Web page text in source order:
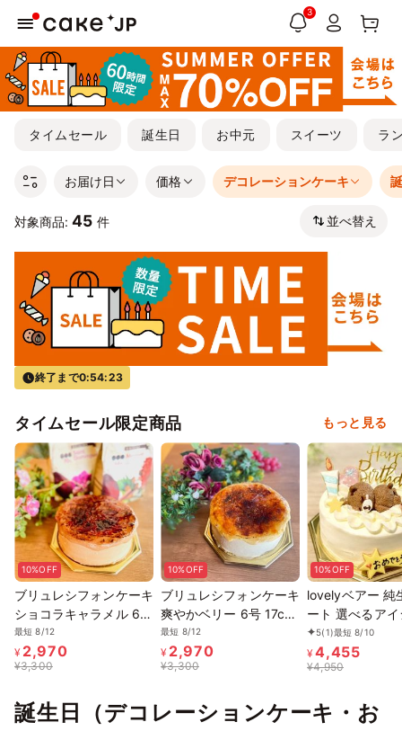
3
タイムセール 誕生日 お中元 スイーツ ラ
お届け日 価格 デコレーションケーキ
対象商品: 45 件 並べ替え
終了まで0:54:22
タイムセール限定商品 もっと見る
10%OFF
ブリュレシフォンケーキ
ショコラキャラメル 6号
17cm ギフトに最適
最短 8/12
¥ 2,970
¥3,300
10%OFF
ブリュレシフォンケーキ
爽やかベリー 6号 17cm
ギフトに最適
最短 8/12
¥ 2,970
¥3,300
10%OFF
lovelyベアー 純
ート 選べるア
クッキーケーキ
んで楽しい！！ ギフト
に最適
5(1)最短 8/10
¥4,455
¥4,950
誕生日（デコレーションケーキ・お